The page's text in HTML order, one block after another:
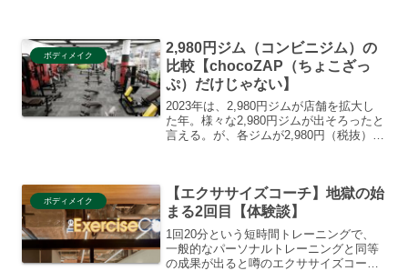
買うべきか悩むまでが皆通る壁...
ボディメイク
2,980円ジム（コンビニジム）の
比較【chocoZAP（ちょこざっ
ぷ）だけじゃない】
2023年は、2,980円ジムが店舗を拡大し
た年。様々な2,980円ジムが出そろったと
言える。が、各ジムが2,980円（税抜）ば
しま...
ボディメイク
【エクササイズコーチ】地獄の始
まる2回目【体験談】
1回20分という短時間トレーニングで、
一般的なパーソナルトレーニングと同等
の成果が出ると噂のエクササイズコー